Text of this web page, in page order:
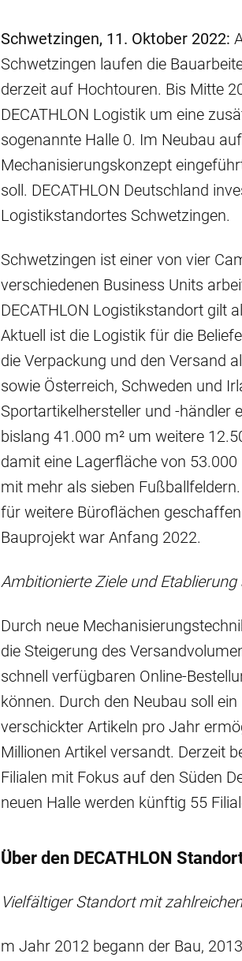
Schwetzingen, 11. Oktober 2022:
Schwetzingen laufen die
derzeit auf Hochtouren. Bis Mitte
DECATHLON Logistik um eine
sogenannte Halle 0. Im Neubau
Mechanisierungskonzept
soll. DECATHLON Deutschland
Logistikstandortes Schwetzingen.
Schwetzingen ist einer von vier
verschiedenen Business Units
DECATHLON Logistikstandort gilt
Aktuell ist die Logistik für die
die Verpackung und den Versand
sowie Österreich, Schweden und
Sportartikelhersteller und -händler
bislang 41.000 m² um weitere
damit eine Lagerfläche von
mit mehr als sieben
für weitere Büroflächen
Bauprojekt war Anfang 2022.
Ambitionierte Ziele und
Durch neue
die Steigerung des
schnell verfügbaren Online-
können. Durch den Neubau soll
verschickter Artikeln pro Jahr
Millionen Artikel versandt. Derzeit
Filialen mit Fokus auf den Süden
neuen Halle werden künftig 55
Über den DECATHLON
Vielfältiger Standort mit
m Jahr 2012 begann der Bau,